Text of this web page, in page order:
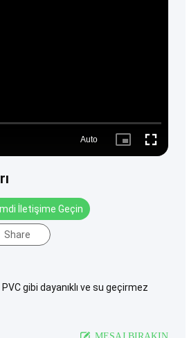
Auto
Picture- Fullscreen
İletişime Geçin
Share
PVC gibi dayanıklı ve su geçirmez
MESAJ BIRAKIN